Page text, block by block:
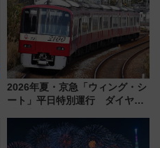
2026年夏・京急「ウィング・シ
ート」平日特別運行 ダイヤ・
三浦海岸を堪能できるお出かけ
プランもご紹介